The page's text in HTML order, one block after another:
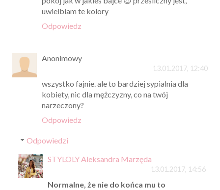
uwielbiam te kolory
Odpowiedz
Anonimowy
13.01.2017, 12:40
wszystko fajnie. ale to bardziej sypialnia dla
kobiety, nic dla mężczyzny, co na twój
narzeczony?
Odpowiedz
Odpowiedzi
STYLOLY Aleksandra Marzęda
13.01.2017, 14:56
Normalne, że nie do końca mu to